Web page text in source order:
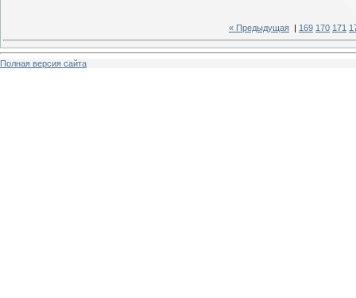
« Предыдущая 169 170 171
Полная версия сайта